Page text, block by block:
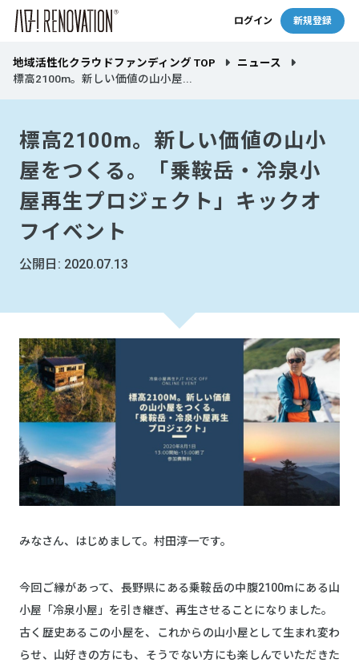
ログイン 新規登録
地域活性化クラウドファンディング TOP
ニュース
標高2100m。新しい価値の山小屋...
標高2100m。新しい価値の山小
屋をつくる。「乗鞍岳・冷泉小
屋再生プロジェクト」キックオ
フイベント
公開日: 2020.07.13
みなさん、はじめまして。村田淳一です。
今回ご縁があって、長野県にある乗鞍岳の中腹2100mにある山
小屋「冷泉小屋」を引き継ぎ、再生させることになりました。
古く歴史あるこの小屋を、これからの山小屋として生まれ変わ
らせ、山好きの方にも、そうでない方にも楽しんでいただきた